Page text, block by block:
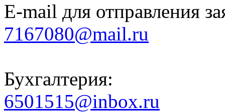
E-mail для отправления
7167080@mail.ru
Бухгалтерия:
6501515@inbox.ru